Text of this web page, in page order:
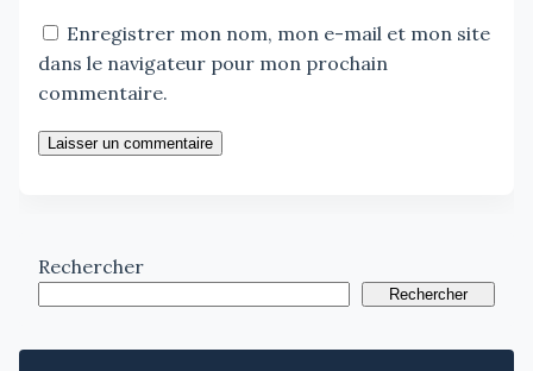
Enregistrer mon nom, mon e-mail et mon site
dans le navigateur pour mon prochain
commentaire.
Laisser un commentaire
Rechercher
Rechercher